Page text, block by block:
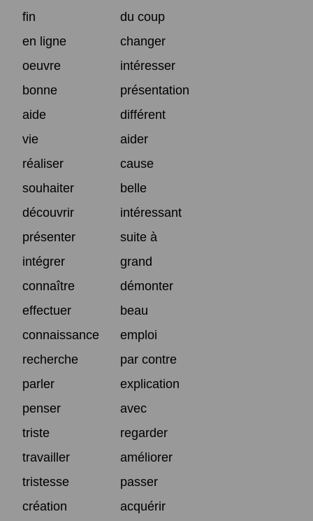
fin
du coup
en ligne
changer
oeuvre
intéresser
bonne
présentation
aide
différent
vie
aider
réaliser
cause
souhaiter
belle
découvrir
intéressant
présenter
suite à
intégrer
grand
connaître
démonter
effectuer
beau
connaissance
emploi
recherche
par contre
parler
explication
penser
avec
triste
regarder
travailler
améliorer
tristesse
passer
création
acquérir